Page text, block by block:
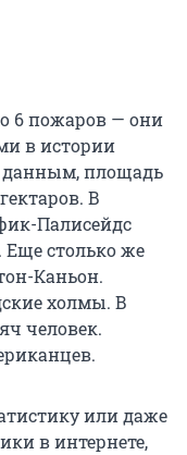
6 пожаров — они
в истории
площадь
В
Палисейдс
Еще столько же
Каньон.
холмы. В
человек.
или даже
в интернете,